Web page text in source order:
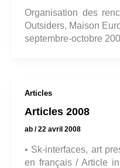
Organisation des
Outsiders, Maison
septembre-octobre
Articles
Articles 2008
ab /22 avril 2008
• Sk-interfaces, art
en français / Article